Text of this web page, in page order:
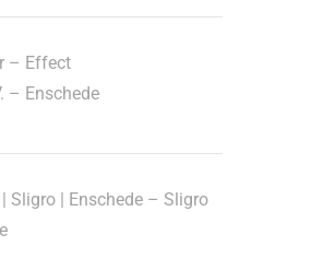
– Effect
– Enschede
Sligro | Enschede – Sligro